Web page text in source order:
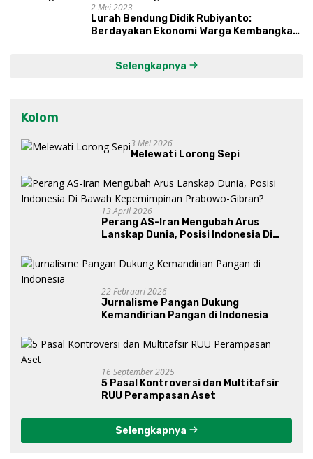
2 Mei 2023
Lurah Bendung Didik Rubiyanto:
Berdayakan Ekonomi Warga Kembangkan
Selengkapnya
Kolom
3 Mei 2026
Melewati Lorong Sepi
13 April 2026
Perang AS-Iran Mengubah Arus
Lanskap Dunia, Posisi Indonesia Di
Gibran?
22 Februari 2026
Jurnalisme Pangan Dukung
Kemandirian Pangan di Indonesia
16 September 2025
5 Pasal Kontroversi dan Multitafsir
RUU Perampasan Aset
Selengkapnya